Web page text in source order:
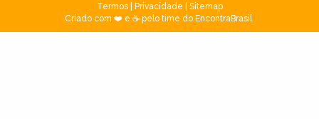
Termos| Privacidade
Sitemap
Criado com ❤️ e ☕ pelo time do EncontraBrasil